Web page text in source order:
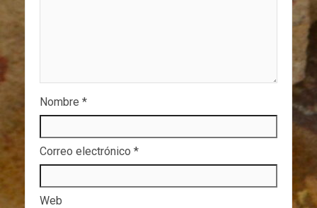
Nombre *
Correo electrónico *
Web